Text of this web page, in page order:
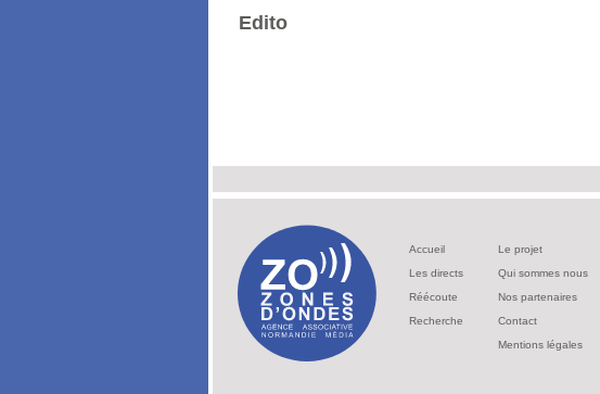
Edito
Accueil
Les directs
Réécoute
Recherche
Le projet
Qui sommes nous
Nos partenaires
Contact
Mentions légales